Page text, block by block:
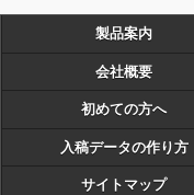
製品案内
会社概要
初めての方へ
入稿データの作り方
サイトマップ